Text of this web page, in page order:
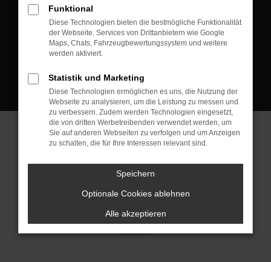
Kontakt:
Tel.: +49 3745 760 90 20
Fax: +49 3745 760 90 21
Mail: fj@jakob-trading.com
Cookie Einstellungen
© 2026 Jakob Trading GmbH | Neustädter Straße 1 | DE-08223
Neustadt/Vogtland | fj@jakob-trading.com | Webdesign by audaris.de
Funktional
Diese Technologien bieten die bestmögliche Funktionalität
der Webseite. Services von Drittanbietern wie Google
Maps, Chats, Fahrzeugbewertungssystem und weitere
werden aktiviert.
Statistik und Marketing
Diese Technologien ermöglichen es uns, die Nutzung der
Webseite zu analysieren, um die Leistung zu messen und
zu verbessern. Zudem werden Technologien eingesetzt,
die von dritten Werbetreibenden verwendet werden, um
Sie auf anderen Webseiten zu verfolgen und um Anzeigen
zu schalten, die für Ihre Interessen relevant sind.
Speichern
Optionale Cookies ablehnen
Alle akzeptieren